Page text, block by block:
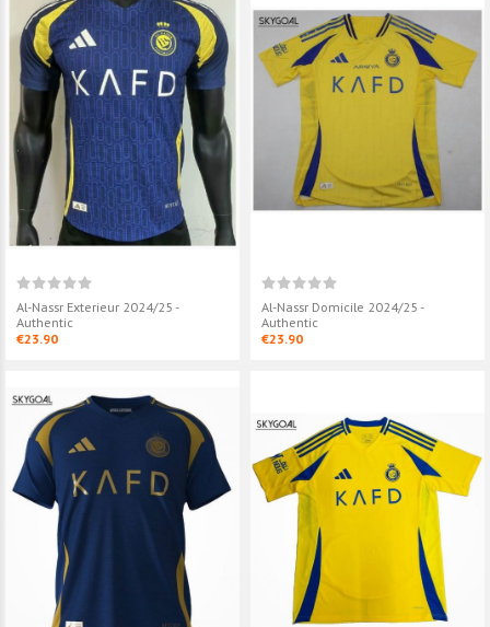
Al-Nassr Exterieur 2024/25 -
Authentic
€23.90
Al-Nassr Domicile 2024/25 -
Authentic
€23.90